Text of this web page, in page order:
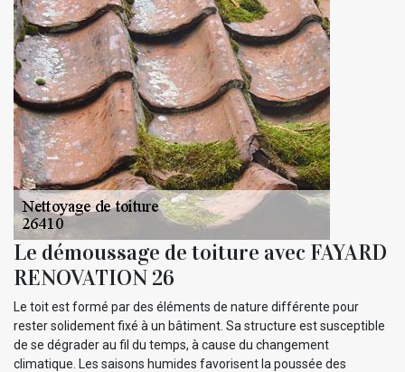
Le démoussage de toiture avec FAYARD
RENOVATION 26
Le toit est formé par des éléments de nature différente pour
rester solidement fixé à un bâtiment. Sa structure est susceptible
de se dégrader au fil du temps, à cause du changement
climatique. Les saisons humides favorisent la poussée des